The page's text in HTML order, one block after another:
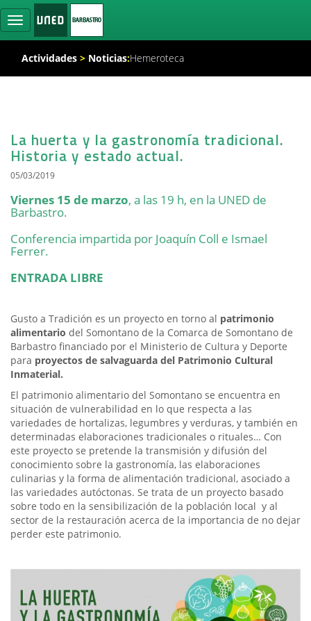
Ocultar
navegación
Actividades > Noticias:Hemeroteca
La huerta y la gastronomía tradicional.
Historia y estado actual.
05/03/2019
Viernes 15 de marzo, a las 19 h, en la UNED de
Barbastro.
Conferencia impartida por Joaquín Coll e Ismael
Ferrer.
ENTRADA LIBRE
Gusto a Tradición es un proyecto en torno al patrimonio
alimentario del Somontano de la Comarca de Somontano de
Barbastro financiado por el Ministerio de Cultura y Deporte
para proyectos de salvaguarda del Patrimonio Cultural
Inmaterial.
El patrimonio alimentario del Somontano se encuentra en
situación de vulnerabilidad en lo que respecta a las
variedades de hortalizas, legumbres y verduras, y también en
determinadas elaboraciones tradicionales o rituales… Con
este proyecto se pretende la transmisión y difusión del
conocimiento sobre la gastronomía, las elaboraciones
culinarias y la forma de alimentación tradicional, asociado a
las variedades autóctonas. Se trata de un proyecto basado
sobre todo en la sensibilización de la población local y al
sector de la restauración acerca de la importancia de no dejar
perder este patrimonio.